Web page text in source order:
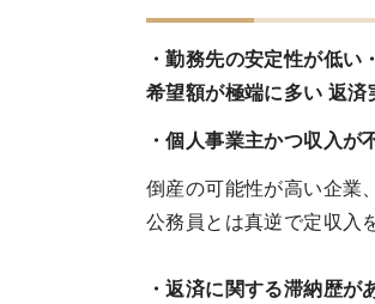
・勤務先の安定性が低
希望額が極端に多い 返
・個人事業主かつ収入が
倒産の可能性が高い企業
公務員とは真逆で定収入
・返済に関する滞納歴が